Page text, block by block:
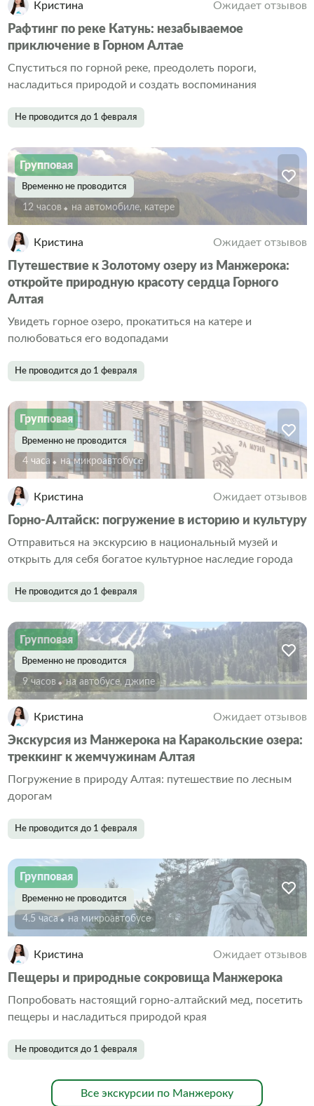
Кристина Ожидает отзывов
Рафтинг по реке Катунь: незабываемое
приключение в Горном Алтае
Спуститься по горной реке, преодолеть пороги,
насладиться природой и создать воспоминания
Не проводится до 1 февраля
Групповая
Временно не проводится
12 часов На автомобиле, катере
Кристина Ожидает отзывов
Путешествие к Золотому озеру из Манжерока:
откройте природную красоту сердца Горного
Алтая
Увидеть горное озеро, прокатиться на катере и
полюбоваться его водопадами
Не проводится до 1 февраля
Групповая
Временно не проводится
4 часа На микроавтобусе
Кристина Ожидает отзывов
Горно-Алтайск: погружение в историю и культуру
Отправиться на экскурсию в национальный музей и
открыть для себя богатое культурное наследие города
Не проводится до 1 февраля
Групповая
Временно не проводится
9 часов На автобусе, джипе
Кристина Ожидает отзывов
Экскурсия из Манжерока на Каракольские озера:
треккинг к жемчужинам Алтая
Погружение в природу Алтая: путешествие по лесным
дорогам
Не проводится до 1 февраля
Групповая
Временно не проводится
4.5 часа На микроавтобусе
Кристина Ожидает отзывов
Пещеры и природные сокровища Манжерока
Попробовать настоящий горно-алтайский мед, посетить
пещеры и насладиться природой края
Не проводится до 1 февраля
Все экскурсии по Манжероку